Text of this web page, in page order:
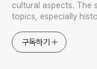
cultural aspects. The
topics, especially
approach will be to
generalized viewpoint
구독하기